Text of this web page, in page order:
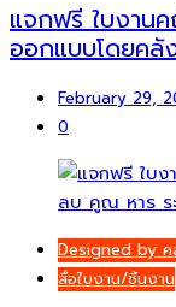
แจกฟรี ใบงาน
ออกแบบโดยคลั
February 29,
0
Designed by
สื่อใบงาน/ชิ้นงาน